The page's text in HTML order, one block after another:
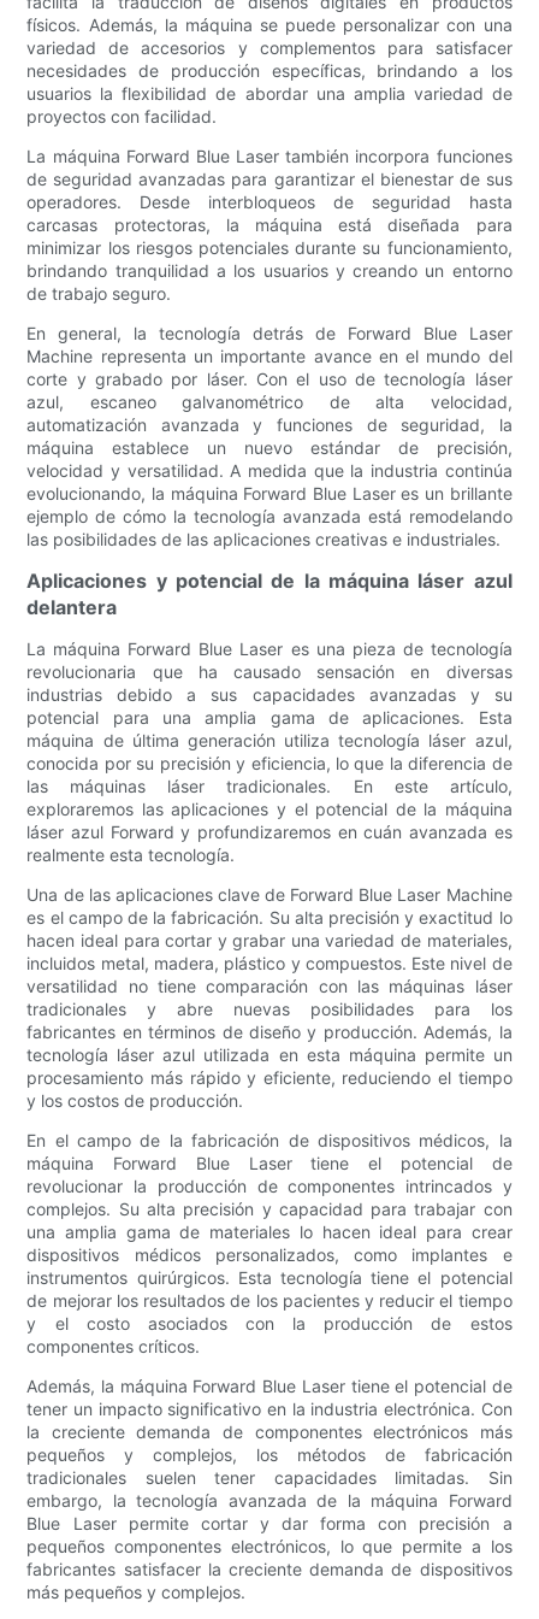
físicos. Además, la máquina se puede personalizar con una
variedad de accesorios y complementos para satisfacer
necesidades de producción específicas, brindando a los
usuarios la flexibilidad de abordar una amplia variedad de
proyectos con facilidad.
La máquina Forward Blue Laser también incorpora funciones
de seguridad avanzadas para garantizar el bienestar de sus
operadores. Desde interbloqueos de seguridad hasta
carcasas protectoras, la máquina está diseñada para
minimizar los riesgos potenciales durante su funcionamiento,
brindando tranquilidad a los usuarios y creando un entorno
de trabajo seguro.
En general, la tecnología detrás de Forward Blue Laser
Machine representa un importante avance en el mundo del
corte y grabado por láser. Con el uso de tecnología láser
azul, escaneo galvanométrico de alta velocidad,
automatización avanzada y funciones de seguridad, la
máquina establece un nuevo estándar de precisión,
velocidad y versatilidad. A medida que la industria continúa
evolucionando, la máquina Forward Blue Laser es un brillante
ejemplo de cómo la tecnología avanzada está remodelando
las posibilidades de las aplicaciones creativas e industriales.
Aplicaciones y potencial de la máquina láser azul
delantera
La máquina Forward Blue Laser es una pieza de tecnología
revolucionaria que ha causado sensación en diversas
industrias debido a sus capacidades avanzadas y su
potencial para una amplia gama de aplicaciones. Esta
máquina de última generación utiliza tecnología láser azul,
conocida por su precisión y eficiencia, lo que la diferencia de
las máquinas láser tradicionales. En este artículo,
exploraremos las aplicaciones y el potencial de la máquina
láser azul Forward y profundizaremos en cuán avanzada es
realmente esta tecnología.
Una de las aplicaciones clave de Forward Blue Laser Machine
es el campo de la fabricación. Su alta precisión y exactitud lo
hacen ideal para cortar y grabar una variedad de materiales,
incluidos metal, madera, plástico y compuestos. Este nivel de
versatilidad no tiene comparación con las máquinas láser
tradicionales y abre nuevas posibilidades para los
fabricantes en términos de diseño y producción. Además, la
tecnología láser azul utilizada en esta máquina permite un
procesamiento más rápido y eficiente, reduciendo el tiempo
y los costos de producción.
En el campo de la fabricación de dispositivos médicos, la
máquina Forward Blue Laser tiene el potencial de
revolucionar la producción de componentes intrincados y
complejos. Su alta precisión y capacidad para trabajar con
una amplia gama de materiales lo hacen ideal para crear
dispositivos médicos personalizados, como implantes e
instrumentos quirúrgicos. Esta tecnología tiene el potencial
de mejorar los resultados de los pacientes y reducir el tiempo
y el costo asociados con la producción de estos
componentes críticos.
Además, la máquina Forward Blue Laser tiene el potencial de
tener un impacto significativo en la industria electrónica. Con
la creciente demanda de componentes electrónicos más
pequeños y complejos, los métodos de fabricación
tradicionales suelen tener capacidades limitadas. Sin
embargo, la tecnología avanzada de la máquina Forward
Blue Laser permite cortar y dar forma con precisión a
pequeños componentes electrónicos, lo que permite a los
fabricantes satisfacer la creciente demanda de dispositivos
más pequeños y complejos.